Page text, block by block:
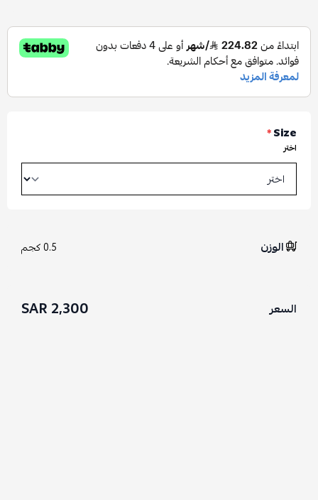
Size
*
اختر
الوزن 0.5 كجم
السعر 2,300 SAR